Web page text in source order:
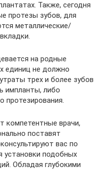
Также, сегодня
протезы зубов, для
металлические/
на родные
единиц не должно
трех и более зубов
импланты, либо
протезирования.
компетентные врачи,
поставят
вас по
подобных
Обладая глубокими